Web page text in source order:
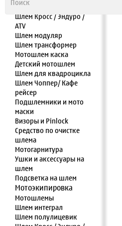
Шлем полулицевик
Шлем Кросс / Эндуро /
ATV
Шлем модуляр
Шлем трансформер
Мотошлем каска
Детский мотошлем
Шлем для квадроцикла
Шлем Чоппер/ Кафе
рейсер
Подшлемники и мото
маски
Визоры и Pinlock
Средство по очистке
шлема
Мотогарнитура
Ушки и аксессуары на
шлем
Подсветка на шлем
Мотоэкипировка
Мотошлемы
Шлем интеграл
Шлем полулицевик